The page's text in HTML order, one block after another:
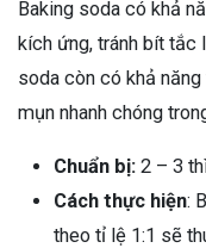
Baking soda có khả
kích ứng, tránh bít tắc
soda còn có khả
mụn nhanh chóng
Chuẩn bị: 2 – 3
Cách thực hiện:
theo tỉ lệ 1:1 sẽ